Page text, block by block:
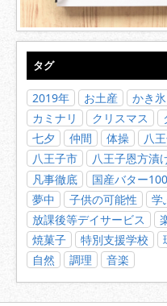
タグ
2019年 お土産 かき氷
カミナリ
クリスマス
七夕
仲間 体操 八
八王子市
八王子恩方漬
凡事徹底
国産バター
夢中
子供の可能性 学
放課後等デイサービス
焼菓子
特別支援学校
自然
調理 音楽